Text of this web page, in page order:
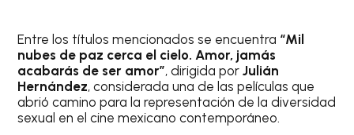
Entre los títulos mencionados se encuentra “Mil
nubes de paz cerca el cielo. Amor, jamás
acabarás de ser amor”, dirigida porJulián
Hernández, considerada una de las películas que
abrió camino para la representación de la diversidad
sexual en el cine mexicano contemporáneo.